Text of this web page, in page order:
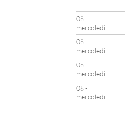
08 -
mercoledì
08 -
mercoledì
08 -
mercoledì
08 -
mercoledì